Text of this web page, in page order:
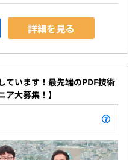
詳細を見る
います！最先端のPDF技術
大募集！】